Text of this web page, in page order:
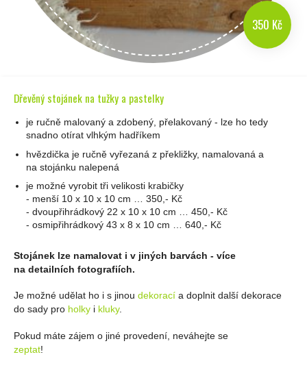
350 Kč
Dřevěný stojánek na tužky a pastelky
je ručně malovaný a zdobený, přelakovaný - lze ho tedy
snadno otírat vlhkým hadříkem
hvězdička je ručně vyřezaná z překližky, namalovaná a
na stojánku nalepená
je možné vyrobit tři velikosti krabičky
- menší 10 x 10 x 10 cm … 350,- Kč
- dvoupřihrádkový 22 x 10 x 10 cm … 450,- Kč
- osmipřihrádkový 43 x 8 x 10 cm … 640,- Kč
Stojánek lze namalovat i v jiných barvách - více
na detailních fotografiích.
Je možné udělat ho i s jinou dekorací a doplnit další dekorace
do sady pro holky i kluky.
Pokud máte zájem o jiné provedení, neváhejte se
zeptat!